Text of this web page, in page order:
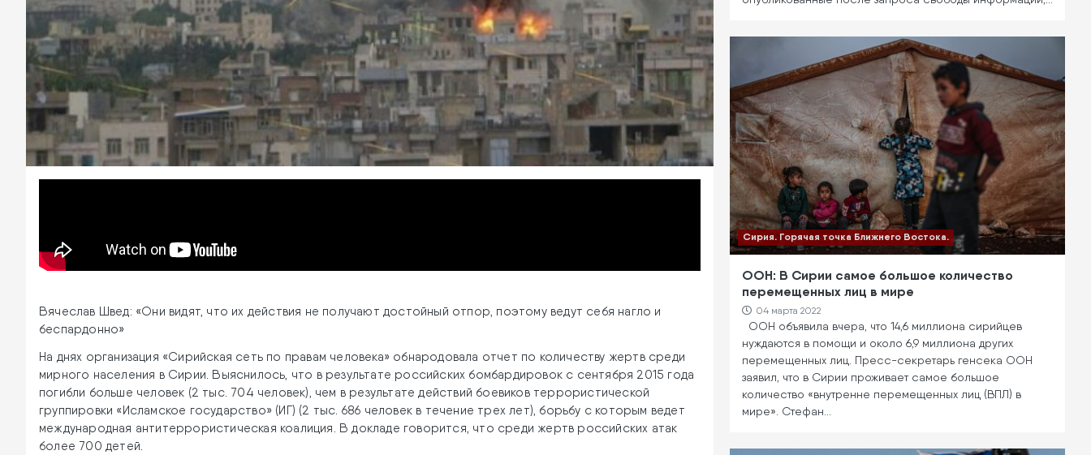
Вячеслав Швед: «Они видят, что их действия не получают достойный отпор, поэтому ведут себя нагло и
беспардонно»
На днях организация «Сирийская сеть по правам человека» обнародовала отчет по количеству жертв среди
мирного населения в Сирии. Выяснилось, что в результате российских бомбардировок с сентября 2015 года
погибли больше человек (2 тыс. 704 человек), чем в результате действий боевиков террористической
группировки «Исламское государство» (ИГ) (2 тыс. 686 человек в течение трех лет), борьбу с которым ведет
международная антитеррористическая коалиция. В докладе говорится, что среди жертв российских атак
более 700 детей.
Сирия. Горячая точка Ближнего Востока.
ООН: В Сирии самое большое количество
перемещенных лиц в мире
04 марта 2022
ООН объявила вчера, что 14,6 миллиона сирийцев
нуждаются в помощи и около 6,9 миллиона других
перемещенных лиц. Пресс-секретарь генсека ООН
заявил, что в Сирии проживает самое большое
количество «внутренне перемещенных лиц (ВПЛ) в
мире». Стефан…